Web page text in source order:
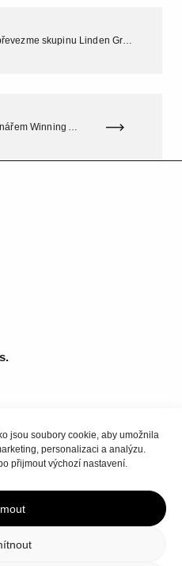
jsou soubory cookie, aby umožnila
personalizaci a analýzu.
přijmout výchozí nastavení.
Winning Group převezme skupinu Linden Group a SMK
EP Industries se stane akcionářem Winning Automotive
Nahoru